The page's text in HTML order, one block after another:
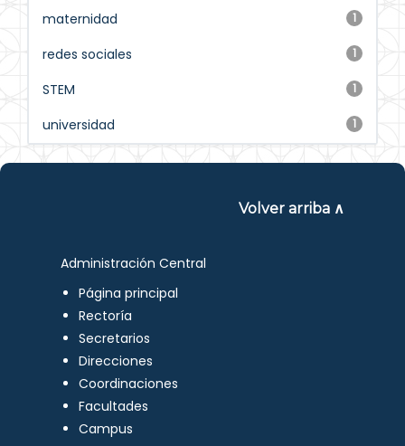
1
maternidad
1
redes sociales
1
STEM
1
universidad
Volver arriba ∧
Administración Central
Página principal
Rectoría
Secretarios
Direcciones
Coordinaciones
Facultades
Campus